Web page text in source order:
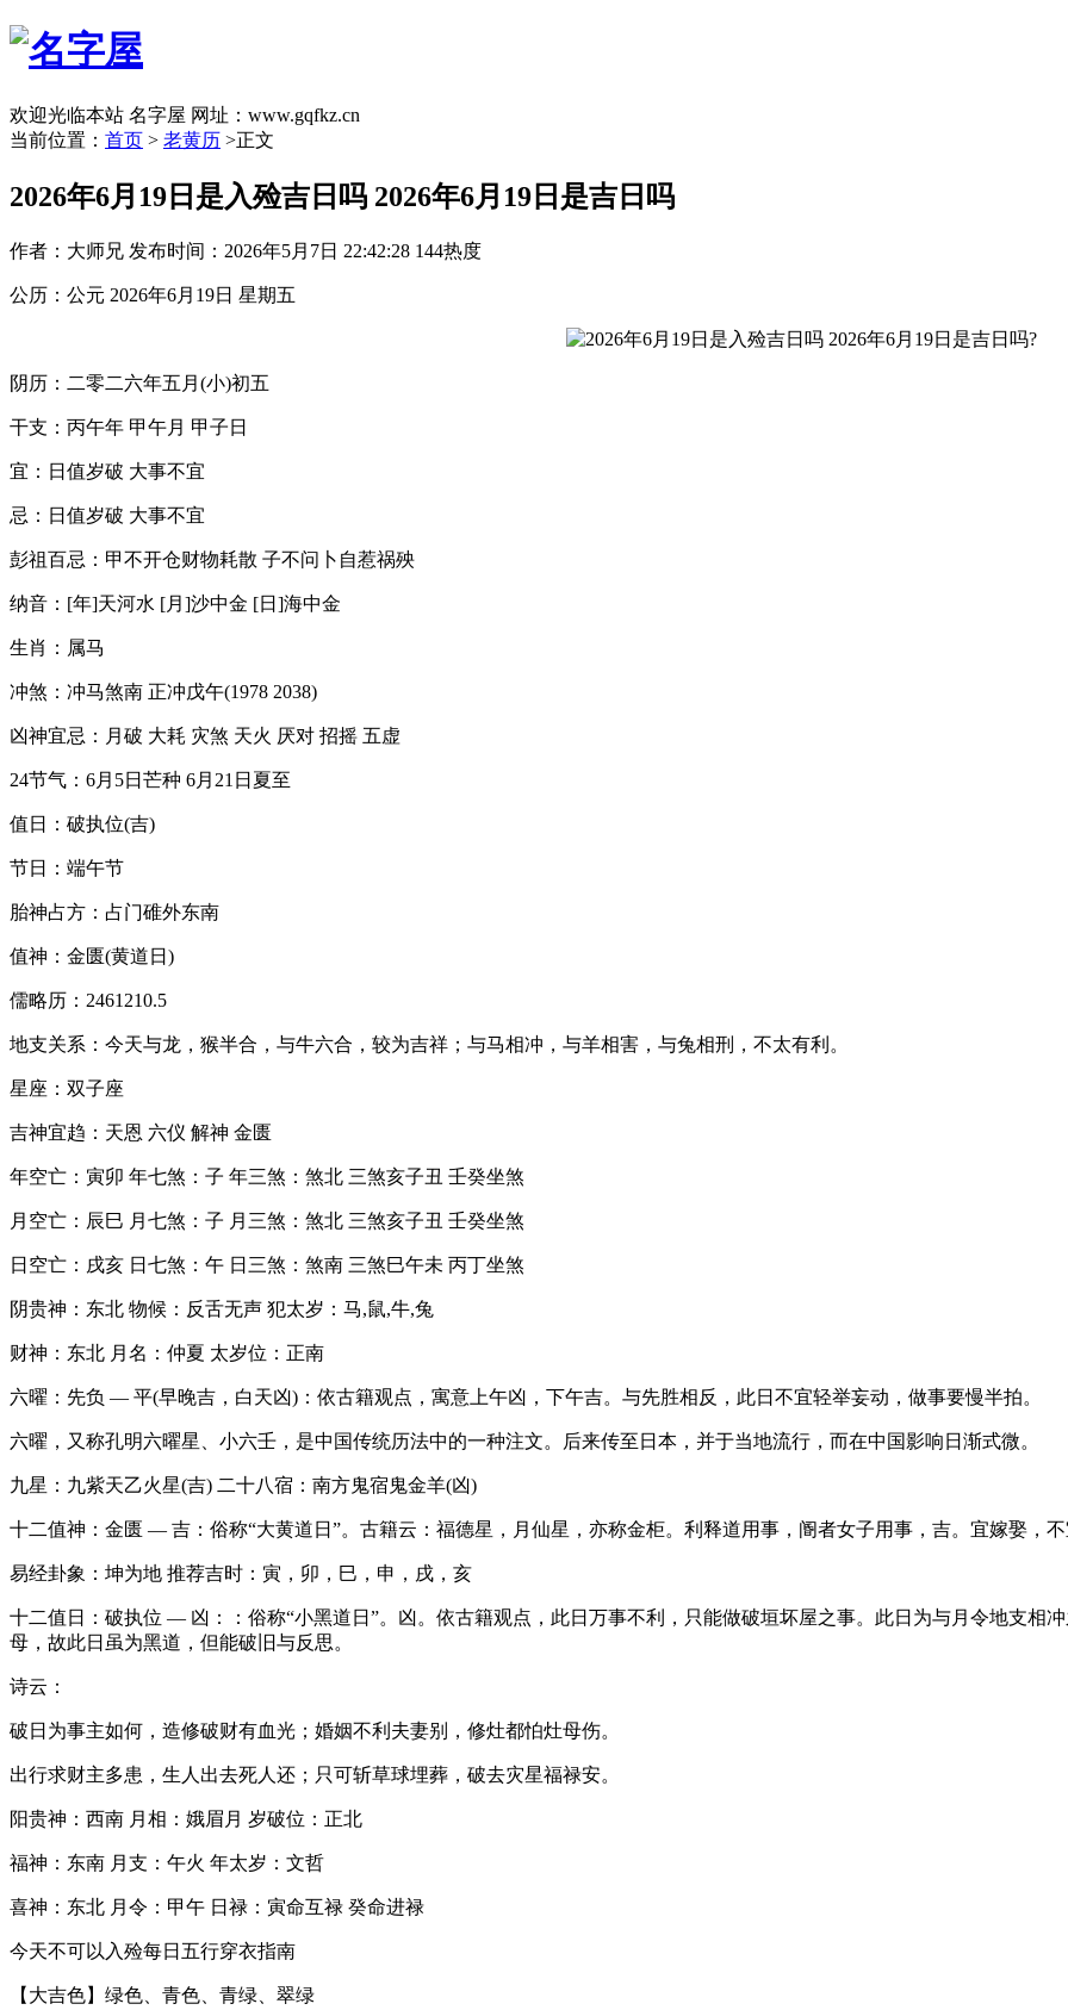
欢迎光临本站 名字屋 网址：www.gqfkz.cn
当前位置： 首页 > 老黄历 >正文
2026年6月19日是入殓吉日吗 2026年6月19日是吉日吗
作者：大师兄 发布时间：2026年5月7日 22:42:28 144热度
公历：公元 2026年6月19日 星期五
阴历：二零二六年五月(小)初五
干支：丙午年 甲午月 甲子日
宜：日值岁破 大事不宜
忌：日值岁破 大事不宜
彭祖百忌：甲不开仓财物耗散 子不问卜自惹祸殃
纳音：[年]天河水 [月]沙中金 [日]海中金
生肖：属马
冲煞：冲马煞南 正冲戊午(1978 2038)
凶神宜忌：月破 大耗 灾煞 天火 厌对 招摇 五虚
24节气：6月5日芒种 6月21日夏至
值日：破执位(吉)
节日：端午节
胎神占方：占门碓外东南
值神：金匮(黄道日)
儒略历：2461210.5
地支关系：今天与龙，猴半合，与牛六合，较为吉祥；与马相冲，与羊相害，与兔相刑，不太有利。
星座：双子座
吉神宜趋：天恩 六仪 解神 金匮
年空亡：寅卯 年七煞：子 年三煞：煞北 三煞亥子丑 壬癸坐煞
月空亡：辰巳 月七煞：子 月三煞：煞北 三煞亥子丑 壬癸坐煞
日空亡：戌亥 日七煞：午 日三煞：煞南 三煞巳午未 丙丁坐煞
阴贵神：东北 物候：反舌无声 犯太岁：马,鼠,牛,兔
财神：东北 月名：仲夏 太岁位：正南
六曜：先负 — 平(早晚吉，白天凶)：依古籍观点，寓意上午凶，下午吉。与先胜相反，此日不宜轻举妄动，做事要慢半拍。
六曜，又称孔明六曜星、小六壬，是中国传统历法中的一种注文。后来传至日本，并于当地流行，而在中国影响日渐式微。
九星：九紫天乙火星(吉) 二十八宿：南方鬼宿鬼金羊(凶)
十二值神：金匮 — 吉：俗称“大黄道日”。古籍云：福德星，月仙星，亦称金柜。利释道用事，阍者女子用事，吉。宜嫁娶，不
易经卦象：坤为地 推荐吉时：寅，卯，巳，申，戌，亥
十二值日：破执位 — 凶：：俗称“小黑道日”。凶。依古籍观点，此日万事不利，只能做破垣坏屋之事。此日为与月令地支相
母，故此日虽为黑道，但能破旧与反思。
诗云：
破日为事主如何，造修破财有血光；婚姻不利夫妻别，修灶都怕灶母伤。
出行求财主多患，生人出去死人还；只可斩草球埋葬，破去灾星福禄安。
阳贵神：西南 月相：娥眉月 岁破位：正北
福神：东南 月支：午火 年太岁：文哲
喜神：东北 月令：甲午 日禄：寅命互禄 癸命进禄
今天不可以入殓每日五行穿衣指南
【大吉色】绿色、青色、青绿、翠绿